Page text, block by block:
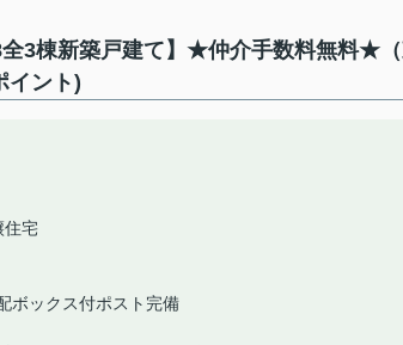
全3棟新築戸建て】★仲介手数料無料★
イント)
住宅
ボックス付ポスト完備